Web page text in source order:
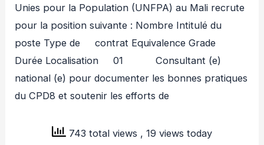
Unies pour la Population (UNFPA) au Mali recrute
pour la position suivante : Nombre Intitulé du
poste Type de contrat Equivalence Grade
Durée Localisation 01 Consultant (e)
national (e) pour documenter les bonnes pratiques
du CPD8 et soutenir les efforts de
743 total views , 19 views today